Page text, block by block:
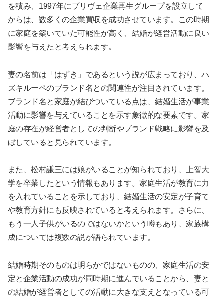
を積み、1997年にプリヴェ企業再生グループを設立して
からは、数多くの企業買収を成功させています。この時期
に家庭を築いていた可能性が高く、結婚が経営活動に良い
影響を与えたと考えられます。
妻の名前は「はずき」であるという説が広まっており、ハ
ズキルーペのブランド名との関連性が注目されています。
ブランド名と家庭が結びついている点は、結婚生活が事業
活動に影響を与えていることを示す象徴的な要素です。家
庭の存在が経営者としての判断やブランド戦略に影響を及
ぼしていると見られています。
また、松村謙三には娘がいることが知られており、上智大
学を卒業したという情報もあります。家庭生活が教育に力
を入れていることを示しており、結婚生活の安定が子育て
や教育方針にも反映されていると考えられます。さらに、
もう一人子供がいるのではないかという噂もあり、家族構
成については複数の説が語られています。
結婚時期そのものは明らかではないものの、家庭生活の安
定と企業活動の成功が同時期に進んでいることから、妻と
の結婚が経営者としての活動に大きな支えとなっている可